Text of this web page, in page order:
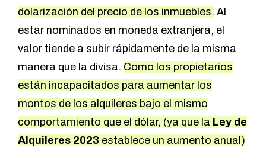
dolarización del precio de los inmuebles. Al
estar nominados en moneda extranjera, el
valor tiende a subir rápidamente de la misma
manera que la divisa. Como los propietarios
están incapacitados para aumentar los
montos de los alquileres bajo el mismo
comportamiento que el dólar, (ya que la Ley de
Alquileres 2023 establece un aumento anual)